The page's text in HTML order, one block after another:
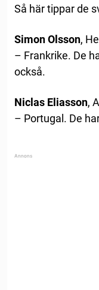
Så här tippar de
Simon Olsson,
– Frankrike. De
också.
Niclas Eliasson,
– Portugal. De